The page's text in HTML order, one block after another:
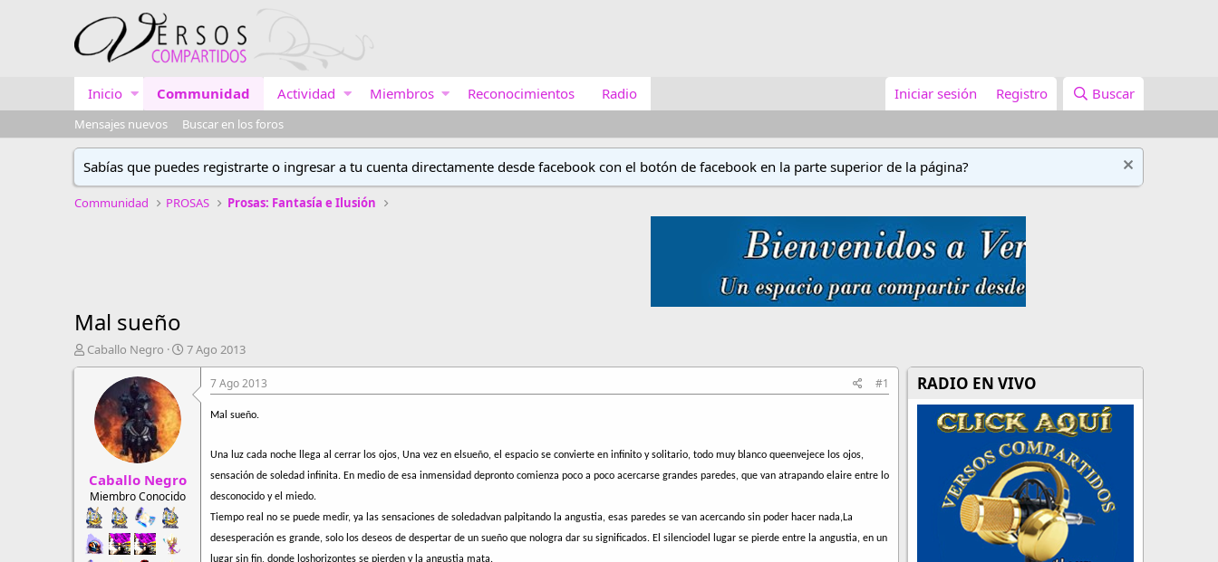
Inicio Communidad Actividad Miembros Reconocimientos Radio Iniciar sesión Registro Buscar
Mensajes nuevos Buscar en los foros
Sabías que puedes registrarte o ingresar a tu cuenta directamente desde facebook con el botón de facebook en la parte superior de la página?
Communidad PROSAS Prosas: Fantasía e Ilusión
Mal sueño
A
u
o
Caballo Negro
F
e
h
n
7 Ago 2013
Caballo Negro
Miembro Conocido
7 Ago 2013 #1
Mal sueño.
Una luz cada noche llega al cerrar los ojos, Una vez en elsueño, el espacio se convierte en infinito y solitario, todo muy blanco queenvejece los ojos,
sensación de soledad infinita. En medio de esa inmensidad depronto comienza poco a poco acercarse grandes paredes, que van atrapando elaire entre lo
desconocido y el miedo.
Tiempo real no se puede medir, ya las sensaciones de soledadvan palpitando la angustia, esas paredes se van acercando sin poder hacer nada,La
desesperación es grande, solo los deseos de despertar de un sueño que nologra dar su significados. El silenciodel lugar se pierde entre la angustia, en un
lugar sin fin, donde loshorizontes se pierden y la angustia mata.
RADIO EN VIVO